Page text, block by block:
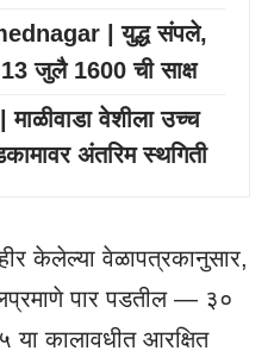
| युद्ध संपले,
13 जुलै 1600 ची साक्ष
वेशीला उच्च
अंतरिम स्थगिती
केलेल्या वेळापत्रकानुसार,
पार पडतील — ३०
कालावधीत आरक्षित